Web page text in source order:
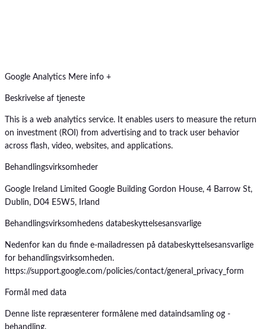
Google Analytics Mere info +
Beskrivelse af tjeneste
This is a web analytics service. It enables users to measure the return
on investment (ROI) from advertising and to track user behavior
across flash, video, websites, and applications.
Behandlingsvirksomheder
Google Ireland Limited Google Building Gordon House, 4 Barrow St,
Dublin, D04 E5W5, Irland
Behandlingsvirksomhedens databeskyttelsesansvarlige
Nedenfor kan du finde e-mailadressen på databeskyttelsesansvarlige
for behandlingsvirksomheden.
https://support.google.com/policies/contact/general_privacy_form
Formål med data
Denne liste repræsenterer formålene med dataindsamling og -